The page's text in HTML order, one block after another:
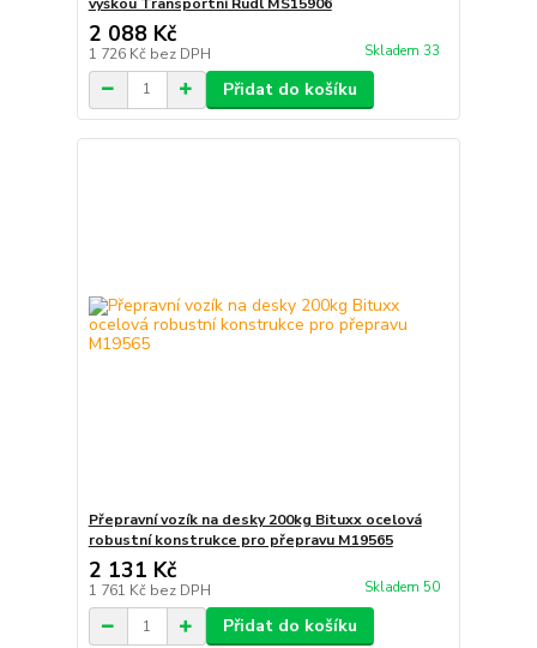
2 088 Kč
1 726 Kč bez DPH Skladem 33
Přidat do košíku
Přepravní vozík na desky 200kg Bituxx ocelová
robustní konstrukce pro přepravu M19565
2 131 Kč
1 761 Kč bez DPH Skladem 50
Přidat do košíku